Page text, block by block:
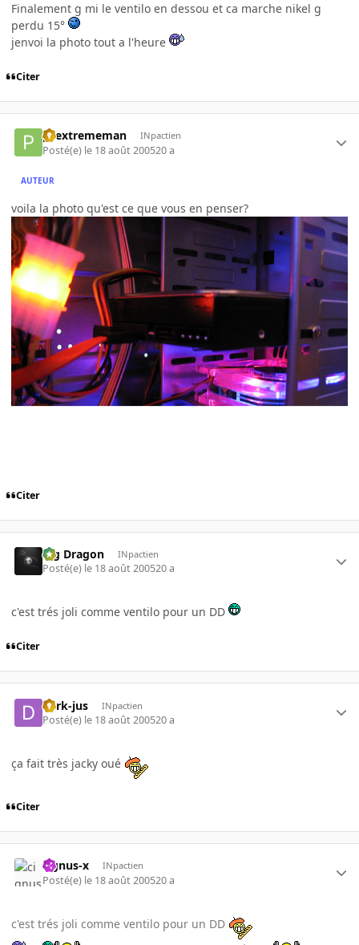
Finalement g mi le ventilo en dessou et ca marche nikel g
perdu 15°
jenvoi la photo tout a l'heure
Citer
pcextrememan INpactien
Posté(e) le 18 août 200520 a
AUTEUR
voila la photo qu'est ce que vous en penser?
Citer
Big Dragon INpactien
Posté(e) le 18 août 200520 a
c'est trés joli comme ventilo pour un DD
Citer
dark-jus INpactien
Posté(e) le 18 août 200520 a
ça fait très jacky oué
Citer
cignus-x INpactien
Posté(e) le 18 août 200520 a
c'est trés joli comme ventilo pour un DD